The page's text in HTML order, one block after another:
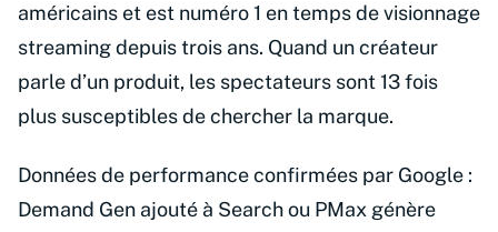
américains et est numéro 1 en temps de visionnage
streaming depuis trois ans. Quand un créateur
parle d’un produit, les spectateurs sont 13 fois
plus susceptibles de chercher la marque.
Données de performance confirmées par Google :
Demand Gen ajouté à Search ou PMax génère